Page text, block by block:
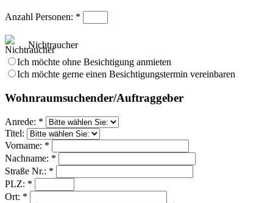
Anzahl Personen: *
Nichtraucher
Ich möchte ohne Besichtigung anmieten
Ich möchte gerne einen Besichtigungstermin vereinbaren
Wohnraumsuchender/Auftraggeber
Anrede: *
Titel:
Vorname: *
Nachname: *
Straße Nr.: *
PLZ: *
Ort: *